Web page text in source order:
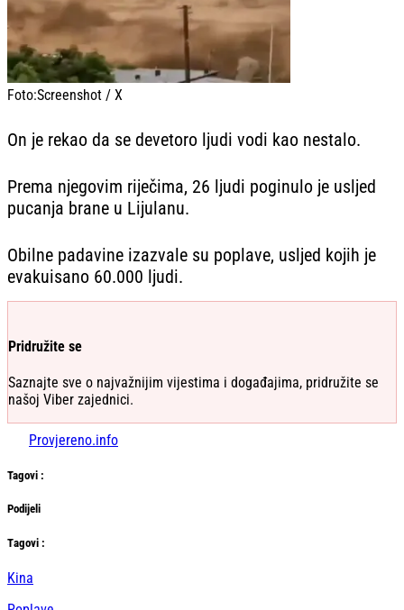
Foto:Screenshot / X
On je rekao da se devetoro ljudi vodi kao nestalo.
Prema njegovim riječima, 26 ljudi poginulo je usljed
pucanja brane u Lijulanu.
Obilne padavine izazvale su poplave, usljed kojih je
evakuisano 60.000 ljudi.
Pridružite se
Saznajte sve o najvažnijim vijestima i događajima, pridružite se
našoj Viber zajednici.
Provjereno.info
Tagovi :
Podijeli
Тagovi :
Kina